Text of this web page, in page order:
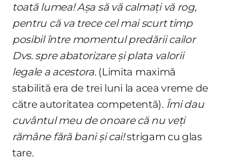
toată lumea! Așa să vă calmați vă rog,
pentru că va trece cel mai scurt timp
posibil între momentul predării cailor
Dvs. spre abatorizare și plata valorii
legale a acestora.(Limita maximă
stabilită era de trei luni la acea vreme de
către autoritatea competentă). Îmi dau
cuvântul meu de onoare că nu veți
rămâne fără bani și cai!strigam cu glas
tare.